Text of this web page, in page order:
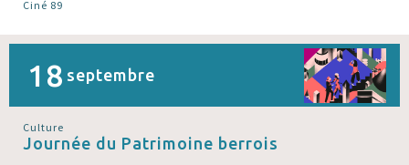
Ciné 89
18 septembre
Culture
Journée du Patrimoine berrois